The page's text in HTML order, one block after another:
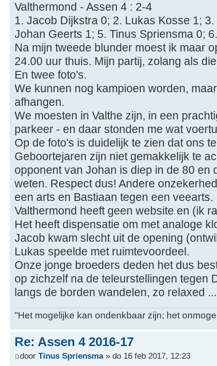
Valthermond - Assen 4 : 2-4
1. Jacob Dijkstra 0; 2. Lukas Kosse 1;
Johan Geerts 1; 5. Tinus Spriensma 0;
Na mijn tweede blunder moest ik maar
24.00 uur thuis. Mijn partij, zolang als
En twee foto's.
We kunnen nog kampioen worden,
afhangen.
We moesten in Valthe zijn, in een
parkeer - en daar stonden me wat
Op de foto's is duidelijk te zien dat ons
Geboortejaren zijn niet gemakkelijk te
opponent van Johan is diep in de 80 en
weten. Respect dus! Andere
een arts en Bastiaan tegen een veearts.
Valthermond heeft geen website en (ik
Het heeft dispensatie om met analoge
Jacob kwam slecht uit de opening
Lukas speelde met ruimtevoordeel.
Onze jonge broeders deden het dus
op zichzelf na de teleurstellingen tegen
langs de borden wandelen, zo relaxed ...
"Het mogelijke kan ondenkbaar zijn; het
Re: Assen 4 2016-17
door Tinus Spriensma» do 16 feb 2017, 12:23